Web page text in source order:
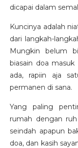
dicapai dalam
Kuncinya adalah
dari langkah-
Mungkin belum
biasain doa
ada, rapiin aja
permanen di sana.
Yang paling
rumah dengan
seindah apapun
doa, dan kasih